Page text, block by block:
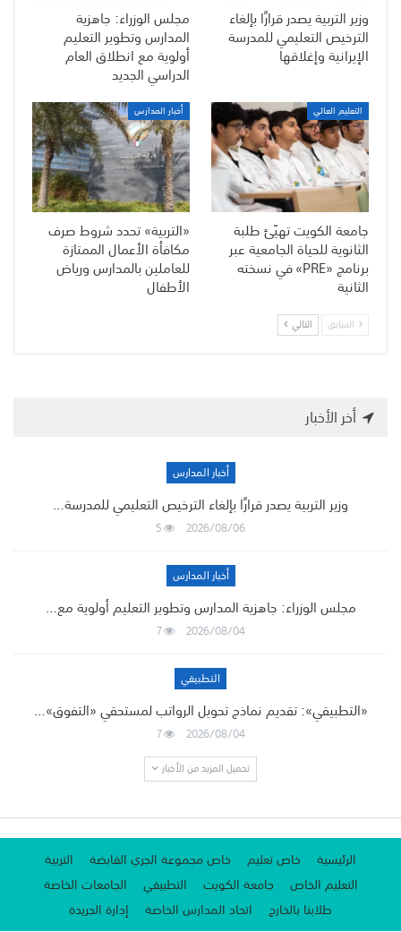
وزير التربية يصدر قرارًا بإلغاء
الترخيص التعليمي للمدرسة
الإيرانية وإغلاقها
مجلس الوزراء: جاهزية
المدارس وتطوير التعليم
أولوية مع انطلاق العام
الدراسي الجديد
التعليم العالي
جامعة الكويت تهيّئ طلبة
الثانوية للحياة الجامعية عبر
برنامج «PRE» في نسخته
الثانية
أخبار المدارس
«التربية» تحدد شروط صرف
مكافأة الأعمال الممتازة
للعاملين بالمدارس ورياض
الأطفال
السابق التالي
أخر الأخبار
أخبار المدارس
وزير التربية يصدر قرارًا بإلغاء الترخيص التعليمي للمدرسة…
2026/08/06
5
أخبار المدارس
مجلس الوزراء: جاهزية المدارس وتطوير التعليم أولوية مع…
2026/08/04
7
التطبيقي
«التطبيقي»: تقديم نماذج تحويل الرواتب لمستحقي «التفوق»…
2026/08/04
7
تحميل المزيد من الأخبار
الرئيسية خاص تعليم خاص مجموعة الجري القابضة
التربية
التعليم الخاص
جامعة الكويت التطبيقي
الجامعات الخاصة
طلابنا بالخارج
اتحاد المدارس الخاصة إدارة الجريدة